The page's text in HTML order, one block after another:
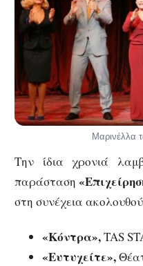
Μαρινέλλα
Την ίδια χρονιά
παράσταση
στη συνέχεια
«Κόντρα»,TAS
«Ευτυχείτε»,